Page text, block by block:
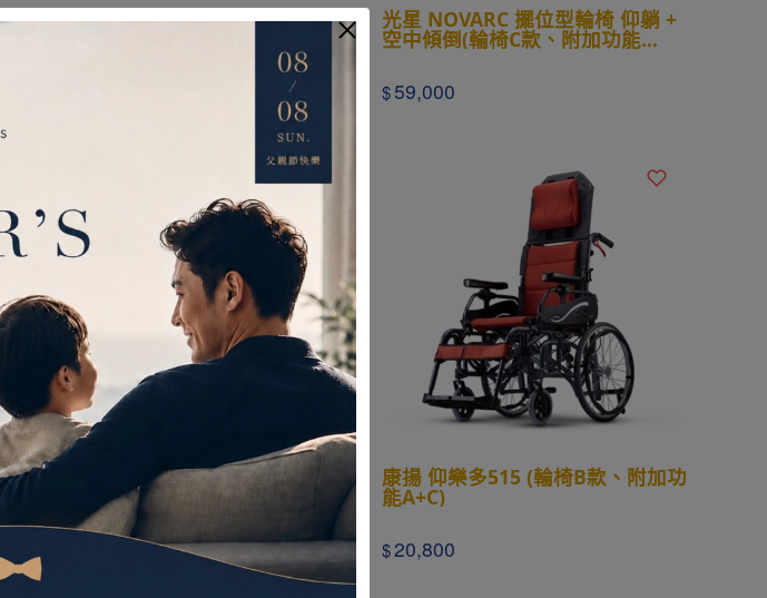
光星 Twinco Lite 移位型輪椅(輪 光星 NOVARC 擺位型輪椅 仰躺 +
空中傾倒(輪椅C款、附加功能
$59,000
光星 AS(01) 調整活動型輪椅 量身
訂製款(輪椅C款、附加功能A)
康揚 仰樂多515 (輪椅B款、附加功
能A+C)
$20,800